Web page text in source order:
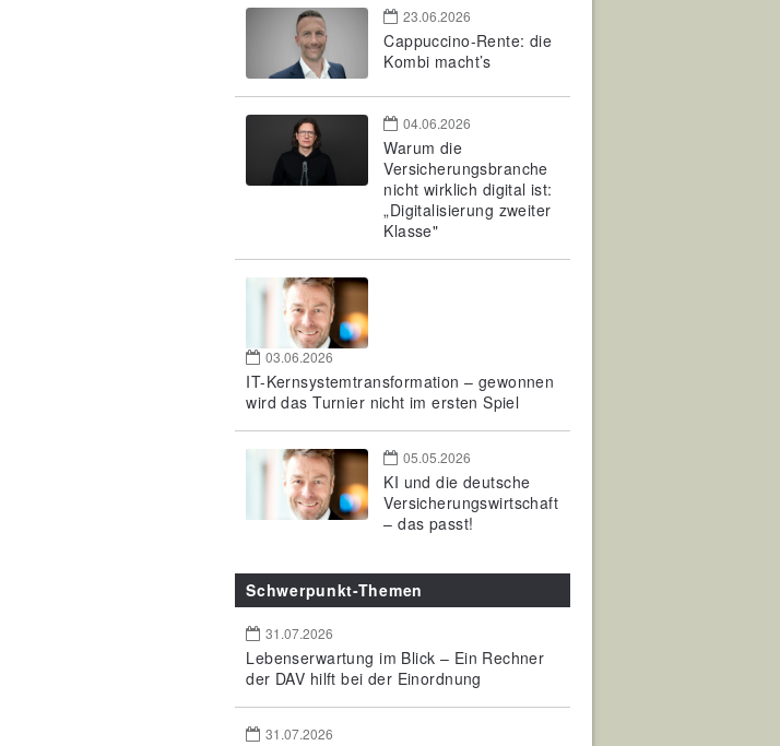
23.06.2026
Cappuccino-Rente: die
Kombi macht’s
04.06.2026
Warum die
Versicherungsbranche
nicht wirklich digital ist:
„Digitalisierung zweiter
Klasse"
03.06.2026
IT-Kernsystemtransformation – gewonnen
wird das Turnier nicht im ersten Spiel
05.05.2026
KI und die deutsche
Versicherungswirtschaft
– das passt!
Schwerpunkt-Themen
31.07.2026
Lebenserwartung im Blick – Ein Rechner
der DAV hilft bei der Einordnung
31.07.2026